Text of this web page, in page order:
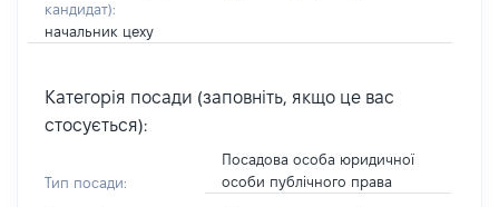
кандидат):
начальник цеху
Категорія посади (заповніть, якщо це вас
стосується):
Тип посади:
Посадова особа юридичної
особи публічного права